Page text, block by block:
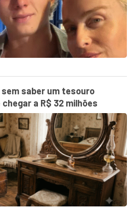
saber um tesouro
a R$ 32 milhões